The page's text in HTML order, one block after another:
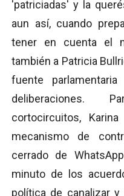
'patriciadas' y la
aun así, cuando
tener en cuenta el
también a Patricia
fuente
deliberaciones.
cortocircuitos,
mecanismo de
cerrado de
minuto de los
política de canalizar